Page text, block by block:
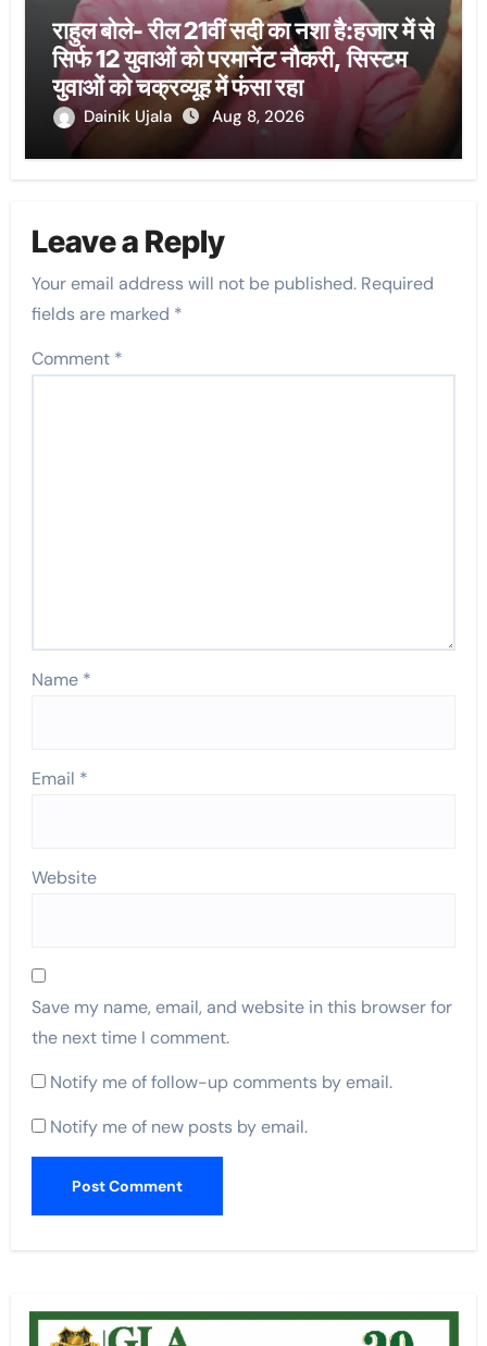
राहुल बोले- रील 21वीं सदी का नशा है:हजार में से
सिर्फ 12 युवाओं को परमानेंट नौकरी, सिस्टम
युवाओं को चक्रव्यूह में फंसा रहा
Dainik Ujala Aug 8, 2026
Leave a Reply
Your email address will not be published. Required
fields are marked *
Comment *
Name *
Email *
Website
Save my name, email, and website in this browser for
the next time I comment.
Notify me of follow-up comments by email.
Notify me of new posts by email.